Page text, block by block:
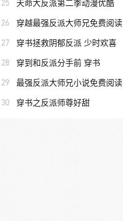
25 天命大反派第二季动漫优酷
26 穿越最强反派大师兄免费阅读
27 穿书拯救阴郁反派 少时欢喜
28 穿到和反派分手前 穿书
29 最强反派大师兄小说免费阅读
30 穿书之反派师尊好甜